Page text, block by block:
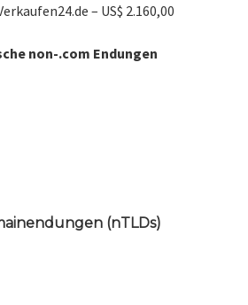
– US$ 2.160,00
non-.com Endungen
(nTLDs)